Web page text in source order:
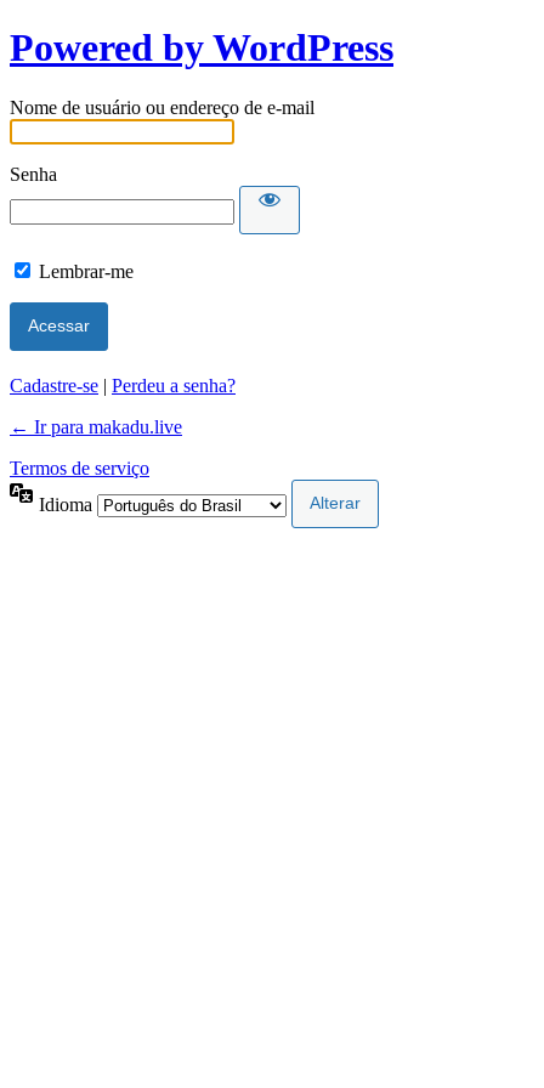
Powered by WordPress
Nome de usuário ou endereço de e-mail
Senha
Lembrar-me
Cadastre-se | Perdeu a senha?
← Ir para makadu.live
Termos de serviço
Idioma